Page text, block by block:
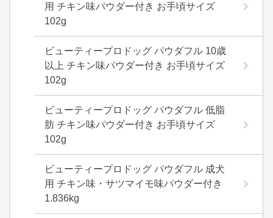
用 チキン味パウダー付き お手頃サイズ
102g
ビューティープロドッグ パウダフル 10歳
以上 チキン味パウダー付き お手頃サイズ
102g
ビューティープロドッグ パウダフル 低脂
肪 チキン味パウダー付き お手頃サイズ
102g
ビューティープロドッグ パウダフル 成犬
用 チキン味・サツマイモ味パウダー付き
1.836kg